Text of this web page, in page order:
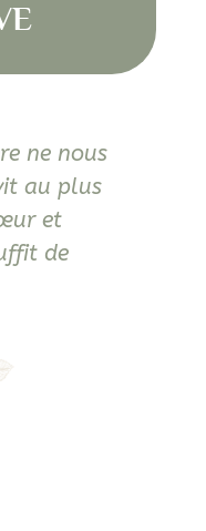
ne nous
au plus
et
de